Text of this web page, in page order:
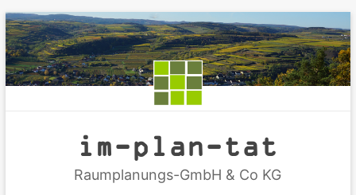
Zum
Inhalt
springen
im-plan-tat
Raumplanungs-GmbH & Co KG